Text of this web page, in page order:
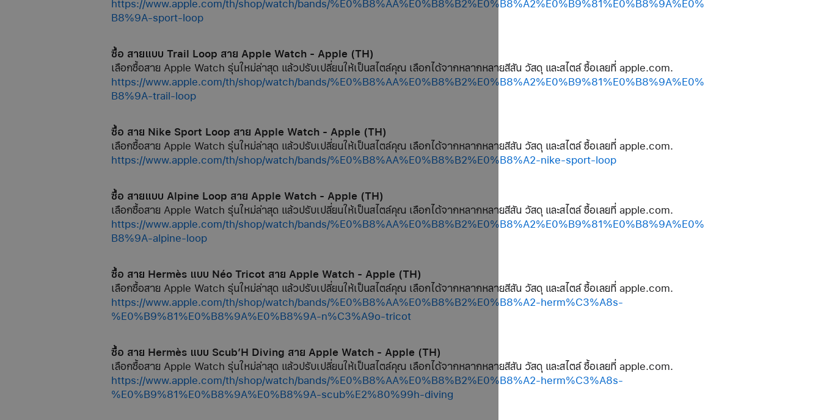
https://www.apple.com/th/shop/watch/bands/%E0%B8%AA%E0%B8%B2%E0%B8%A2%E0%B9%81%E0%B8%9A%E0%
B8%9A-sport-loop
ซื้อ สายแบบ Trail Loop สาย Apple Watch - Apple (TH)
เลือกซื้อสาย Apple Watch รุ่นใหม่ล่าสุด แล้วปรับเปลี่ยนให้เป็นสไตล์คุณ เลือกได้จากหลากหลายสีสัน วัสดุ และสไตล์ ซื้อเลยที่ apple.com.
https://www.apple.com/th/shop/watch/bands/%E0%B8%AA%E0%B8%B2%E0%B8%A2%E0%B9%81%E0%B8%9A%E0%
B8%9A-trail-loop
ซื้อ สาย Nike Sport Loop สาย Apple Watch - Apple (TH)
เลือกซื้อสาย Apple Watch รุ่นใหม่ล่าสุด แล้วปรับเปลี่ยนให้เป็นสไตล์คุณ เลือกได้จากหลากหลายสีสัน วัสดุ และสไตล์ ซื้อเลยที่ apple.com.
https://www.apple.com/th/shop/watch/bands/%E0%B8%AA%E0%B8%B2%E0%B8%A2-nike-sport-loop
ซื้อ สายแบบ Alpine Loop สาย Apple Watch - Apple (TH)
เลือกซื้อสาย Apple Watch รุ่นใหม่ล่าสุด แล้วปรับเปลี่ยนให้เป็นสไตล์คุณ เลือกได้จากหลากหลายสีสัน วัสดุ และสไตล์ ซื้อเลยที่ apple.com.
https://www.apple.com/th/shop/watch/bands/%E0%B8%AA%E0%B8%B2%E0%B8%A2%E0%B9%81%E0%B8%9A%E0%
B8%9A-alpine-loop
ซื้อ สาย Hermès แบบ Néo Tricot สาย Apple Watch - Apple (TH)
เลือกซื้อสาย Apple Watch รุ่นใหม่ล่าสุด แล้วปรับเปลี่ยนให้เป็นสไตล์คุณ เลือกได้จากหลากหลายสีสัน วัสดุ และสไตล์ ซื้อเลยที่ apple.com.
https://www.apple.com/th/shop/watch/bands/%E0%B8%AA%E0%B8%B2%E0%B8%A2-herm%C3%A8s-
%E0%B9%81%E0%B8%9A%E0%B8%9A-n%C3%A9o-tricot
ซื้อ สาย Hermès แบบ Scub’H Diving สาย Apple Watch - Apple (TH)
เลือกซื้อสาย Apple Watch รุ่นใหม่ล่าสุด แล้วปรับเปลี่ยนให้เป็นสไตล์คุณ เลือกได้จากหลากหลายสีสัน วัสดุ และสไตล์ ซื้อเลยที่ apple.com.
https://www.apple.com/th/shop/watch/bands/%E0%B8%AA%E0%B8%B2%E0%B8%A2-herm%C3%A8s-
%E0%B9%81%E0%B8%9A%E0%B8%9A-scub%E2%80%99h-diving